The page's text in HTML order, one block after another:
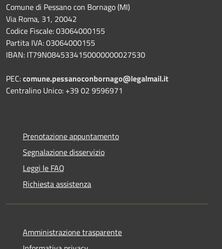
Comune di Pessano con Bornago (MI)
Via Roma, 31, 20042
Codice Fiscale: 03064000155
Partita IVA: 03064000155
IBAN: IT79N0845334150000000027530
PEC:comune.pessanoconbornago@legalmail.it
Centralino Unico: +39 02 9596971
Prenotazione appuntamento
Segnalazione disservizio
Leggi le FAQ
Richiesta assistenza
Amministrazione trasparente